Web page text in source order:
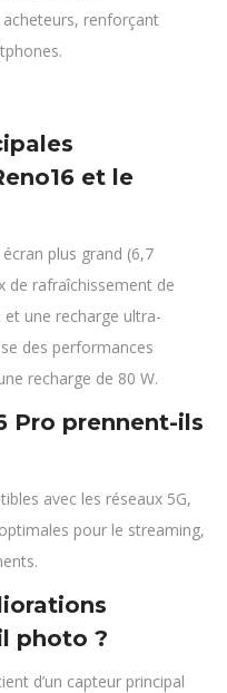
renforçant
et le
plus grand (6,7
de rafraîchissement de
une recharge ultra-
des performances
recharge de 80 W.
Pro prennent-ils
avec les réseaux 5G,
pour le streaming,
photo ?
d’un capteur principal